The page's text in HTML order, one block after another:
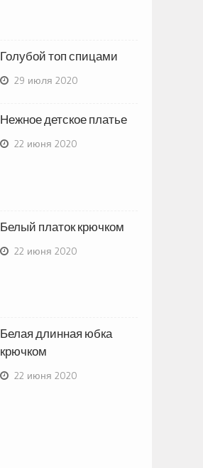
Голубой топ спицами
29 июля 2020
Нежное детское платье
22 июня 2020
Белый платок крючком
22 июня 2020
Белая длинная юбка
крючком
22 июня 2020